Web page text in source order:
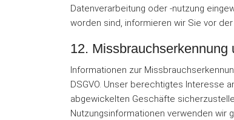
Datenverarbeitung oder -nutzung
worden sind, informieren wir Sie vor
12. Missbrauchserkennung
Informationen zur
DSGVO. Unser berechtigtes Interesse
abgewickelten Geschäfte
Nutzungsinformationen verwenden wir